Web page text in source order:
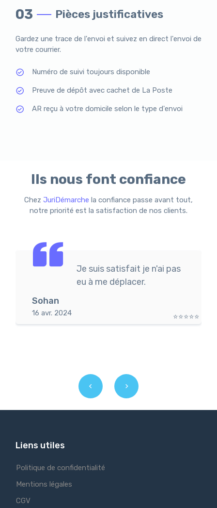
03 Pièces justificatives
Gardez une trace de l'envoi et suivez en direct l'envoi de
votre courrier.
Numéro de suivi toujours disponible
Preuve de dépôt avec cachet de La Poste
AR reçu à votre domicile selon le type d'envoi
Ils nous font confiance
Chez JuriDémarche la confiance passe avant tout,
notre priorité est la satisfaction de nos clients.
Je suis satisfait je n'ai pas
eu à me déplacer.
Sohan
16 avr. 2024 ⭐⭐⭐⭐⭐
Liens utiles
Politique de confidentialité
Mentions légales
CGV